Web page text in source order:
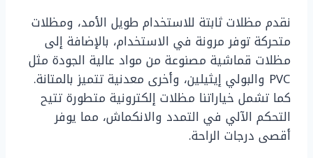
نقدم مظلات ثابتة للاستخدام طويل الأمد، ومظلات
متحركة توفر مرونة في الاستخدام، بالإضافة إلى
مظلات قماشية مصنوعة من مواد عالية الجودة مثل
PVC والبولي إيثيلين، وأخرى معدنية تتميز بالمتانة.
كما تشمل خياراتنا مظلات إلكترونية متطورة تتيح
التحكم الآلي في التمدد والانكماش، مما يوفر
أقصى درجات الراحة.